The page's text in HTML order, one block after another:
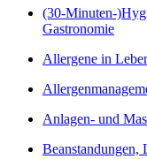
(30-Minuten-
Gastronomie
Allergene in
Anlagen- und
Beanstandungen,